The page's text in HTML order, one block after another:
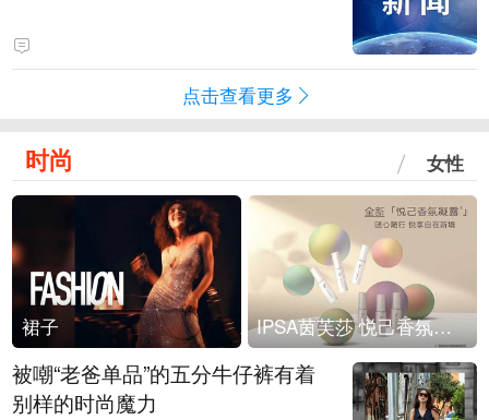
点击查看更多
时尚 女性
裙子 IPSA茵芙莎 悦己香氛凝露上市
被嘲“老爸单品”的五分牛仔裤有着
别样的时尚魔力